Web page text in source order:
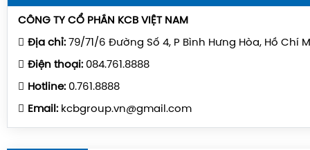
CÔNG TY CỔ PHẦN KCB VIỆT NAM
Địa chỉ: 79/71/6 Đường Số 4, P Bình Hưng Hòa, Hồ Chí
Điện thoại: 084.761.8888
Hotline: 0.761.8888
Email: kcbgroup.vn@gmail.com